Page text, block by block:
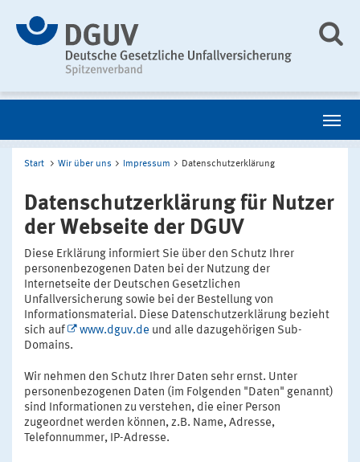
Start Wir über uns Impressum Datenschutzerklärung
Datenschutzerklärung für Nutzer
der Webseite der DGUV
Diese Erklärung informiert Sie über den Schutz Ihrer
personenbezogenen Daten bei der Nutzung der
Internetseite der Deutschen Gesetzlichen
Unfallversicherung sowie bei der Bestellung von
Informationsmaterial. Diese Datenschutzerklärung bezieht
sich auf
www.dguv.de und alle dazugehörigen Sub-
Domains.
Wir nehmen den Schutz Ihrer Daten sehr ernst. Unter
personenbezogenen Daten (im Folgenden "Daten" genannt)
sind Informationen zu verstehen, die einer Person
zugeordnet werden können, z.B. Name, Adresse,
Telefonnummer, IP-Adresse.